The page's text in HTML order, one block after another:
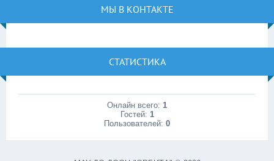
МЫ В КОНТАКТЕ
СТАТИСТИКА
Онлайн всего: 1
Гостей: 1
Пользователей: 0